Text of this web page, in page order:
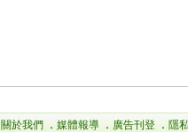
關於我們 ． 媒體報導 ． 廣告刊登 ． 隱